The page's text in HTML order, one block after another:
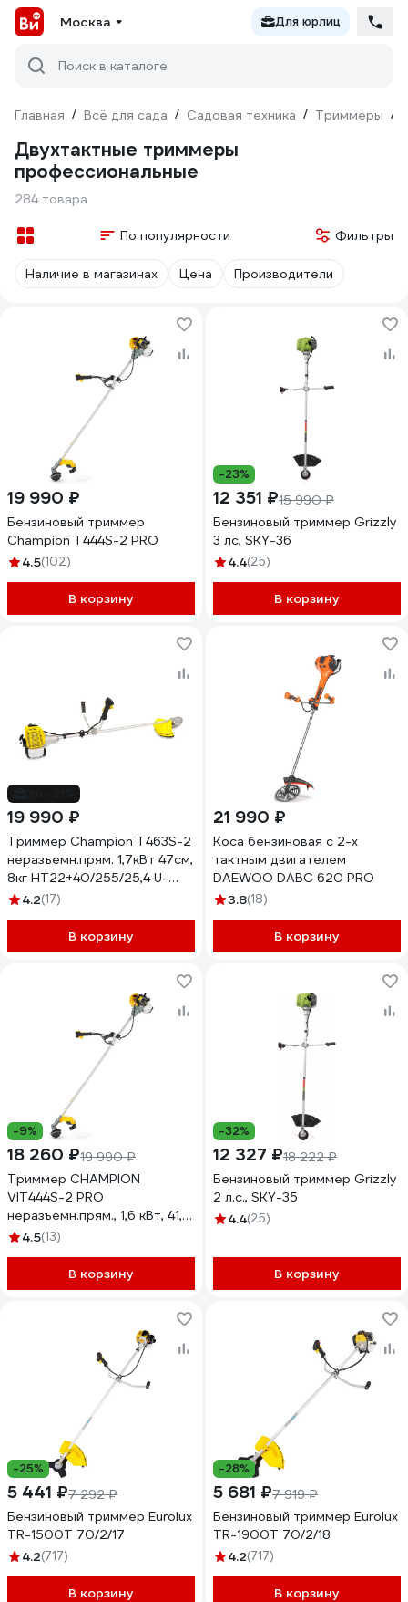
Москва Для юрлиц
Поиск в каталоге
Главная / Всё для сада / Садовая техника / Триммеры /
Двухтактные триммеры
профессиональные
284 товара
По популярности Фильтры
Наличие в магазинах Цена Производители
19 990 ₽
Бензиновый триммер
Champion T444S-2 PRO
4.5(102)
В корзину
-23%
12 351 ₽15 990 ₽
Бензиновый триммер Grizzly
3 лс, SKY-36
4.4(25)
В корзину
19 990 ₽
Триммер Champion Т463S-2
неразъемн.прям. 1,7кВт 47см,
8кг HT22+40/255/25,4 U-
ручка легк.старт T463S-2
4.2(17)
В корзину
21 990 ₽
Коса бензиновая c 2-х
тактным двигателем
DAEWOO DABC 620 PRO
3.8(18)
В корзину
-9%
18 260 ₽19 990 ₽
Триммер CHAMPION
VIT444S-2 PRO
неразъемн.прям., 1,6 кВт, 41,5
см³, 7,0 кг,
VIT444S-2
4.5(13)
В корзину
-32%
12 327 ₽18 222 ₽
Бензиновый триммер Grizzly
2 л.с., SKY-35
4.4(25)
В корзину
-25%
5 441 ₽7 292 ₽
Бензиновый триммер Eurolux
TR-1500T 70/2/17
4.2(717)
В корзину
-28%
5 681 ₽7 919 ₽
Бензиновый триммер Eurolux
TR-1900T 70/2/18
4.2(717)
В корзину